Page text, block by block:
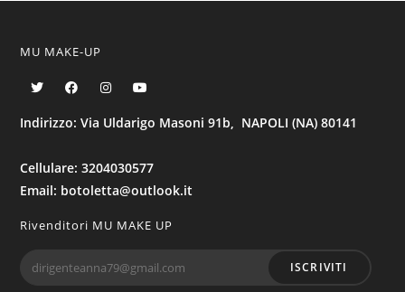
MU MAKE-UP
Indirizzo: Via Uldarigo Masoni 91b, NAPOLI (NA) 80141
Cellulare: 3204030577
Email: botoletta@outlook.it
Rivenditori MU MAKE UP
ISCRIVITI